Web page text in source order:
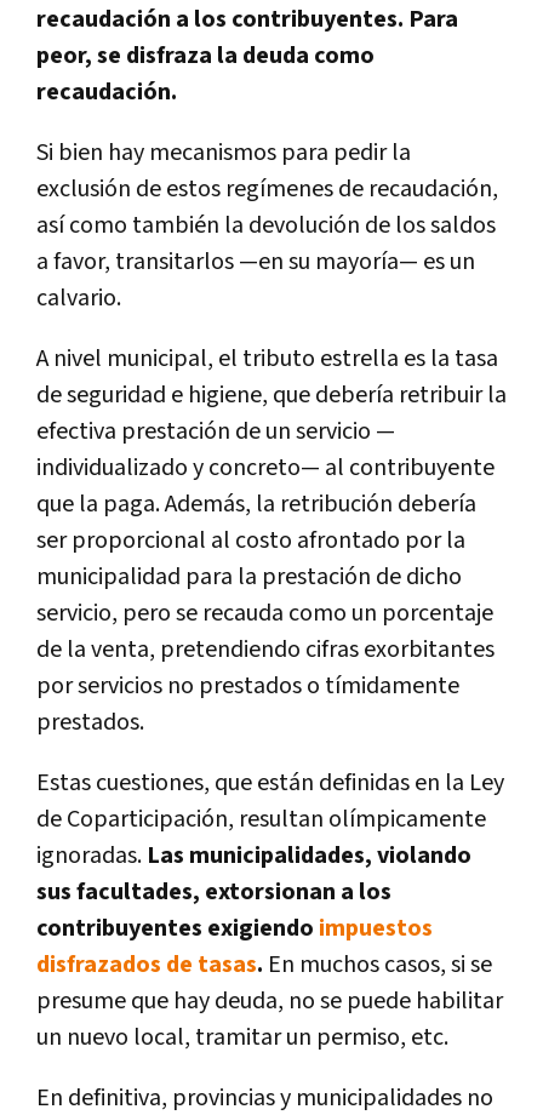
recaudación a los contribuyentes. Para
peor, se disfraza la deuda como
recaudación.
Si bien hay mecanismos para pedir la
exclusión de estos regímenes de recaudación,
así como también la devolución de los saldos
a favor, transitarlos —en su mayoría— es un
calvario.
A nivel municipal, el tributo estrella es la tasa
de seguridad e higiene, que debería retribuir la
efectiva prestación de un servicio —
individualizado y concreto— al contribuyente
que la paga. Además, la retribución debería
ser proporcional al costo afrontado por la
municipalidad para la prestación de dicho
servicio, pero se recauda como un porcentaje
de la venta, pretendiendo cifras exorbitantes
por servicios no prestados o tímidamente
prestados.
Estas cuestiones, que están definidas en la Ley
de Coparticipación, resultan olímpicamente
ignoradas. Las municipalidades, violando
sus facultades, extorsionan a los
contribuyentes exigiendo impuestos
disfrazados de tasas. En muchos casos, si se
presume que hay deuda, no se puede habilitar
un nuevo local, tramitar un permiso, etc.
En definitiva, provincias y municipalidades no